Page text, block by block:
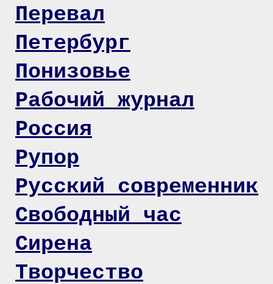
Перевал
Петербург
Понизовье
Рабочий журнал
Россия
Рупор
Русский современник
Свободный час
Сирена
Творчество